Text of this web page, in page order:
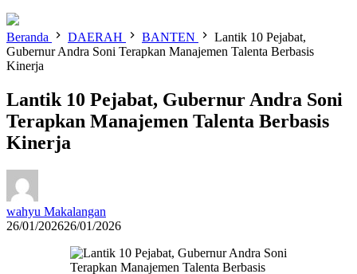
Beranda DAERAH BANTEN
Lantik 10 Pejabat,
Gubernur Andra Soni Terapkan Manajemen Talenta Berbasis
Kinerja
Lantik 10 Pejabat, Gubernur Andra Soni
Terapkan Manajemen Talenta Berbasis
Kinerja
wahyu Makalangan
26/01/202626/01/2026